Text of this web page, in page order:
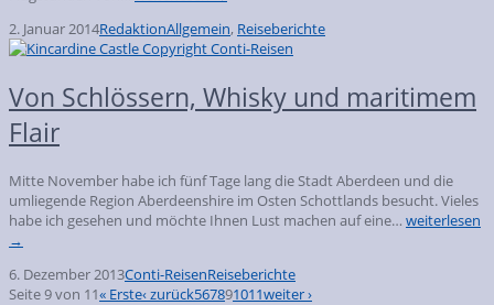
2. Januar 2014RedaktionAllgemein, Reiseberichte
Von Schlössern, Whisky und maritimem
Flair
Mitte November habe ich fünf Tage lang die Stadt Aberdeen und die
umliegende Region Aberdeenshire im Osten Schottlands besucht. Vieles
habe ich gesehen und möchte Ihnen Lust machen auf eine… weiterlesen
→
6. Dezember 2013Conti-ReisenReiseberichte
Seite 9 von 11« Erste‹ zurück567891011weiter ›